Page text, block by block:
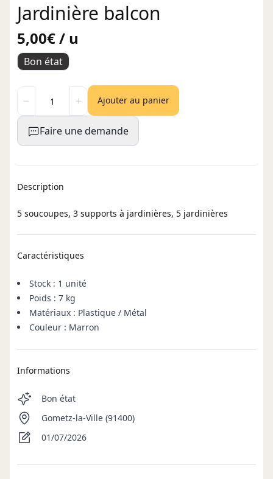
Jardinière balcon
5,00€ / u
Bon état
Ajouter au panier
Faire une demande
Description
5 soucoupes, 3 supports à jardinières, 5 jardinières
Caractéristiques
Stock : 1 unité
Poids : 7 kg
Matériaux : Plastique / Métal
Couleur : Marron
Informations
Bon état
Gometz-la-Ville (91400)
01/07/2026